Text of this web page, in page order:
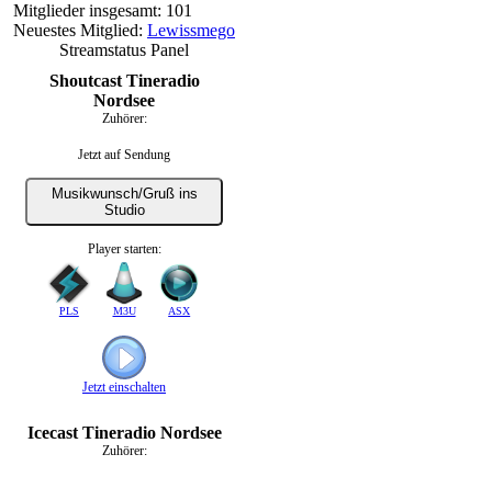
Mitglieder insgesamt: 101
Neuestes Mitglied: Lewissmego
Streamstatus Panel
Shoutcast Tineradio
Nordsee
Zuhörer:
Jetzt auf Sendung
Musikwunsch/Gruß ins
Studio
Player starten:
PLS M3U ASX
Jetzt einschalten
Icecast Tineradio Nordsee
Zuhörer: